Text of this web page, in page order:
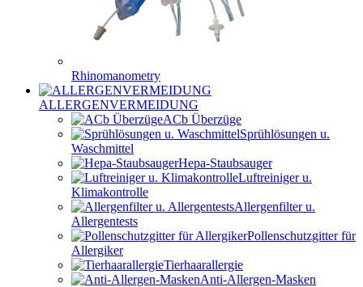
Rhinomanometry
ALLERGENVERMEIDUNG
ACb Überzüge
Sprühlösungen u.
Waschmittel
Hepa-Staubsauger
Luftreiniger u.
Klimakontrolle
Allergenfilter u.
Allergentests
Pollenschutzgitter für
Allergiker
Tierhaarallergie
Anti-Allergen-Masken